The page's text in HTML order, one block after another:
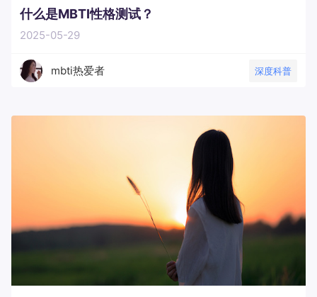
什么是MBTI性格测试？
2025-05-29
mbti热爱者 深度科普